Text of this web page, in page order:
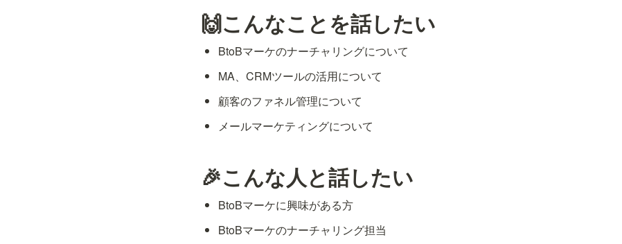
🙌こんなことを話したい
BtoBマーケのナーチャリングについて
MA、CRMツールの活用について
顧客のファネル管理について
メールマーケティングについて
🎉こんな人と話したい
BtoBマーケに興味がある方
BtoBマーケのナーチャリング担当